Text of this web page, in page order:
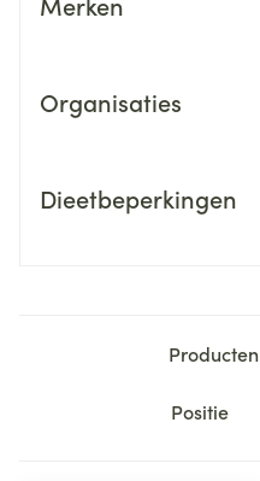
Organisaties
Dieetbeperkingen
Producten
Sorteer op: